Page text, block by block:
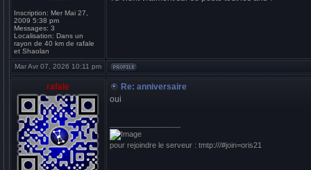
Inscription: Mer Mai 27,
2009 5:38 pm
Messages: 3
Localisation: Dans un
rayon de 40 km de rafale
et Shaolan
Mar Avr 07, 2026 10:11 pm
rafale
Re: anniversaire
oui
pour rejoindre le serveur : tmtp:///#join=oris21